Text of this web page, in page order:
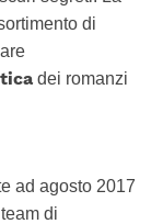
di
dei romanzi
ad agosto 2017
di